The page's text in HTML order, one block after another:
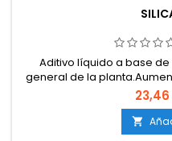
Aditivo líquido a base
general de la
ambiental y
nutrientes.Compatible
BAC.Apto para cultivos
